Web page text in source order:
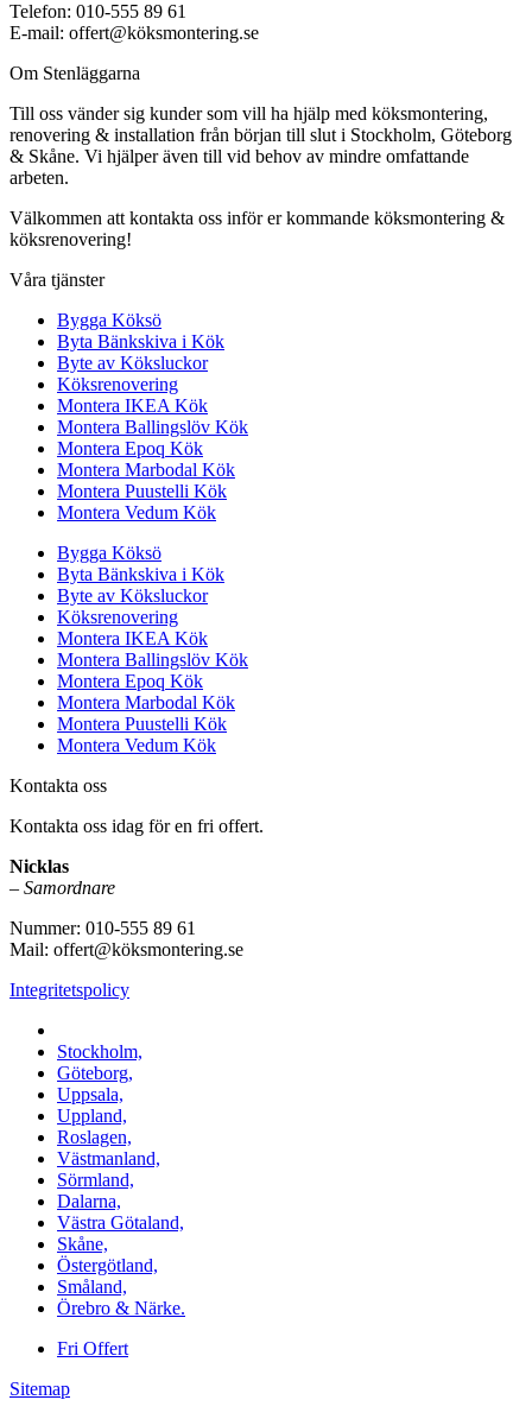
Telefon: 010-555 89 61
E-mail: offert@köksmontering.se
Om Stenläggarna
Till oss vänder sig kunder som vill ha hjälp med köksmontering,
renovering & installation från början till slut i Stockholm, Göteborg
& Skåne. Vi hjälper även till vid behov av mindre omfattande
arbeten.
Välkommen att kontakta oss inför er kommande köksmontering &
köksrenovering!
Våra tjänster
Bygga Köksö
Byta Bänkskiva i Kök
Byte av Köksluckor
Köksrenovering
Montera IKEA Kök
Montera Ballingslöv Kök
Montera Epoq Kök
Montera Marbodal Kök
Montera Puustelli Kök
Montera Vedum Kök
Bygga Köksö
Byta Bänkskiva i Kök
Byte av Köksluckor
Köksrenovering
Montera IKEA Kök
Montera Ballingslöv Kök
Montera Epoq Kök
Montera Marbodal Kök
Montera Puustelli Kök
Montera Vedum Kök
Kontakta oss
Kontakta oss idag för en fri offert.
Nicklas
– Samordnare
Nummer: 010-555 89 61
Mail: offert@köksmontering.se
Integritetspolicy
Stockholm,
Göteborg,
Uppsala,
Uppland,
Roslagen,
Västmanland,
Sörmland,
Dalarna,
Västra Götaland,
Skåne,
Östergötland,
Småland,
Örebro & Närke.
Fri Offert
Sitemap